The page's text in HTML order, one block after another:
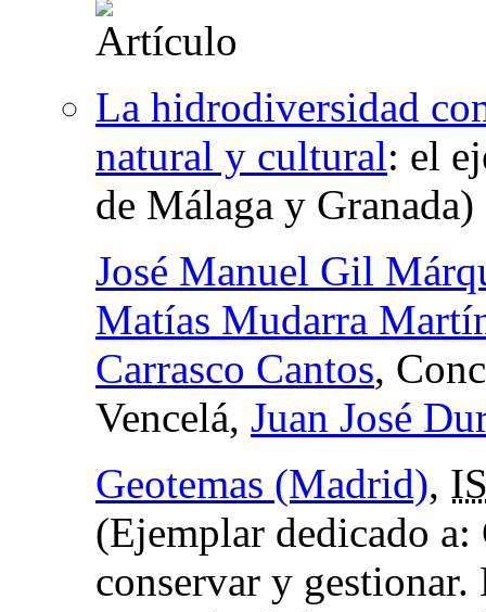
La hidrodiversidad
natural y cultural: el
de Málaga y Granada)
José Manuel Gil
Matías Mudarra
Carrasco Cantos,
Vencelá, Juan José
Geotemas (Madrid),
(Ejemplar dedicado a:
conservar y